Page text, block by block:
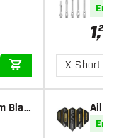
AJOUTER AU
Blac
er
En
1,20
X-Short
k/
En